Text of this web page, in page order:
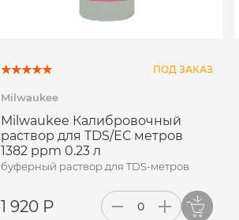
ПОД ЗАКАЗ
Milwaukee
Milwaukee Калибровочный
раствор для TDS/ЕС метров
1382 ppm 0.23 л
буферный раствор для TDS-метров
1 920 Р